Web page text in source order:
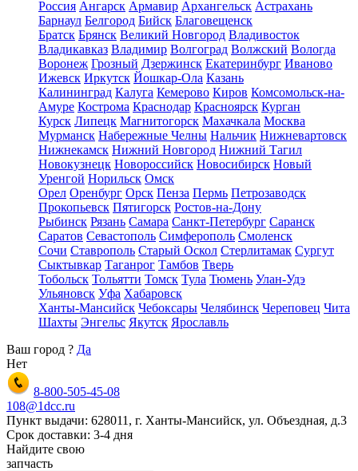
Россия Ангарск Армавир Архангельск Астрахань
Барнаул Белгород Бийск Благовещенск
Братск Брянск Великий Новгород Владивосток
Владикавказ Владимир Волгоград Волжский Вологда
Воронеж Грозный Дзержинск Екатеринбург Иваново
Ижевск Иркутск Йошкар-Ола Казань
Калининград Калуга Кемерово Киров Комсомольск-на-
Амуре Кострома Краснодар Красноярск Курган
Курск Липецк Магнитогорск Махачкала Москва
Мурманск Набережные Челны Нальчик Нижневартовск
Нижнекамск Нижний Новгород Нижний Тагил
Новокузнецк Новороссийск Новосибирск Новый
Уренгой Норильск Омск
Орел Оренбург Орск Пенза Пермь Петрозаводск
Прокопьевск Пятигорск Ростов-на-Дону
Рыбинск Рязань Самара Санкт-Петербург Саранск
Саратов Севастополь Симферополь Смоленск
Сочи Ставрополь Старый Оскол Стерлитамак Сургут
Сыктывкар Таганрог Тамбов Тверь
Тобольск Тольятти Томск Тула Тюмень Улан-Удэ
Ульяновск Уфа Хабаровск
Ханты-Мансийск Чебоксары Челябинск Череповец Чита
Шахты Энгельс Якутск Ярославль
Ваш город ? Да
Нет
8-800-505-45-08
108@1dcc.ru
Пункт выдачи: 628011, г. Ханты-Мансийск, ул. Объездная, д.3
Срок доставки: 3-4 дня
Найдите свою
запчасть